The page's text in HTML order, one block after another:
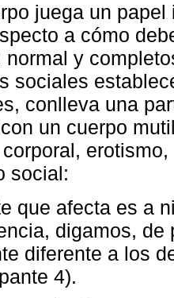
juega un
a cómo
normal y
sociales
conlleva una
un cuerpo
social:
que afecta es a
digamos, de
diferente a los
4).